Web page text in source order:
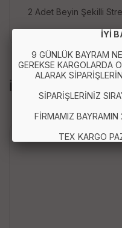
2 Adet Beyin Şekilli
İLGİLİ ÜRÜNLER
Anında Kargo
İYİ
9 GÜNLÜK BAYRAM
GEREKSE KARGOLARDA
ALARAK
SİPARİŞLERİNİZ
FİRMAMIZ BAYRAMIN
TEX KARGO